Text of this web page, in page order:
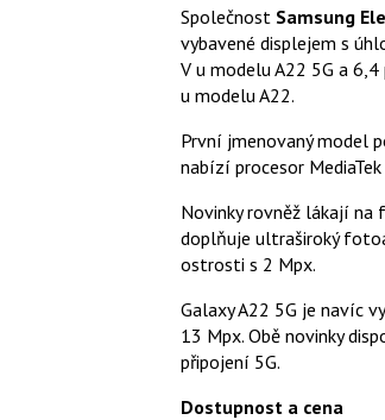
Společnost Samsung
vybavené displejem s
V u modelu A22 5G a
u modelu A22.
První jmenovaný model
nabízí procesor
Novinky rovněž lákají
doplňuje ultraširoký
ostrosti s 2 Mpx.
Galaxy A22 5G je navíc
13 Mpx. Obě novinky
připojení 5G.
Dostupnost a cena